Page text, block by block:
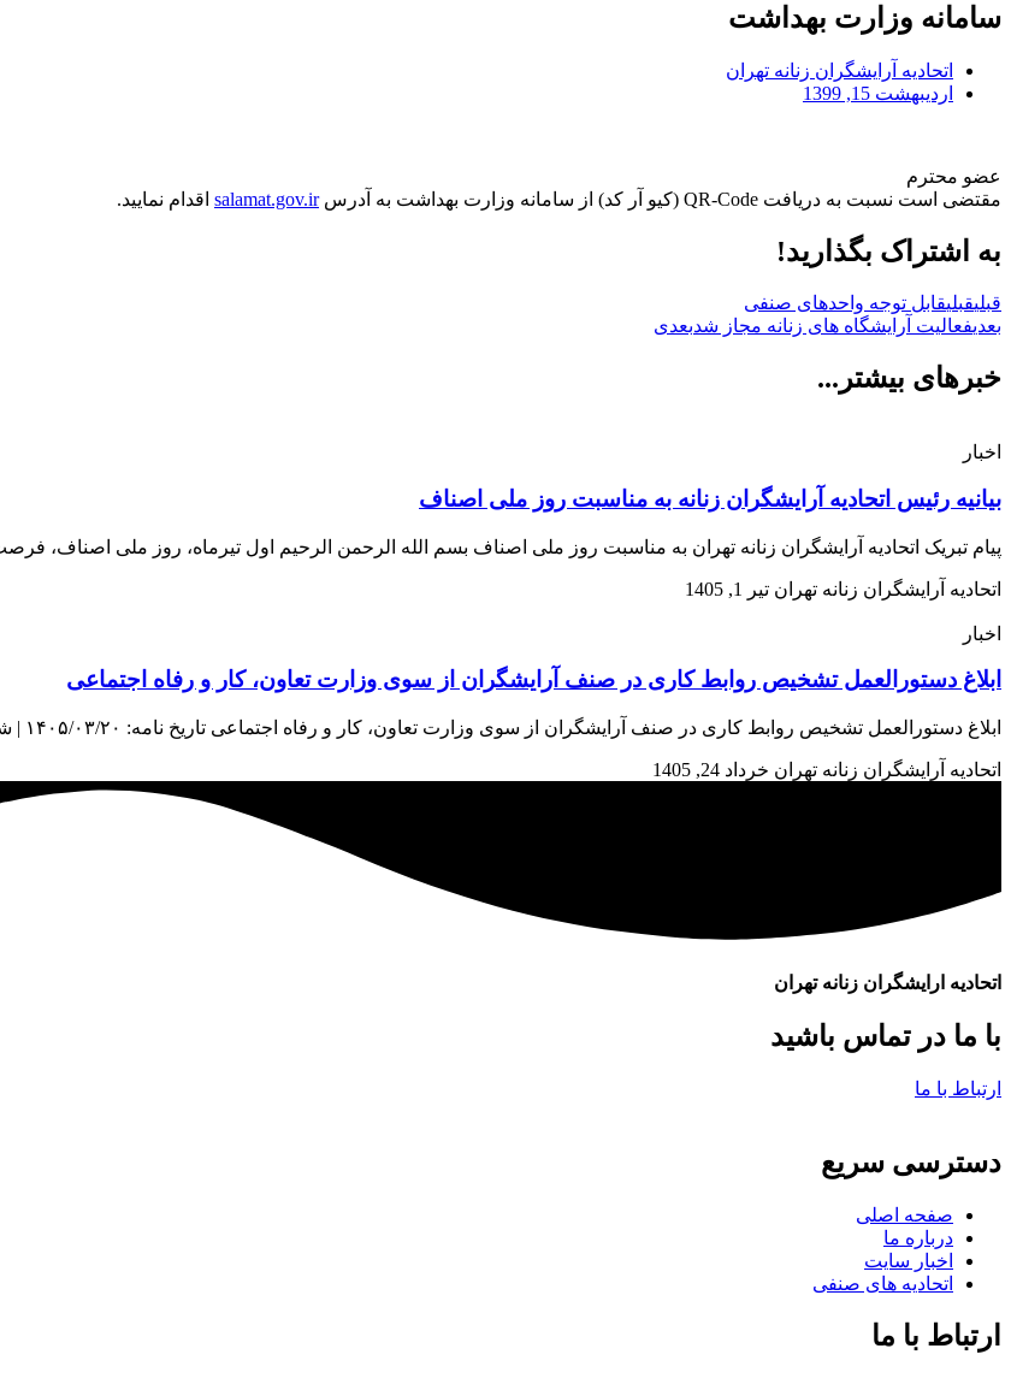
سامانه وزارت بهداشت
اتحادیه آرایشگران زنانه تهران
اردیبهشت 15, 1399
عضو محترم
مقتضی است نسبت به دریافت QR-Code (کیو آر کد) از سامانه وزارت بهداشت به آدرس
salamat.gov.ir اقدام نمایید.
به اشتراک بگذارید!
قبلیقبلیقابل توجه واحدهای صنفی
بعدیفعالیت آرایشگاه های زنانه مجاز شدبعدی
خبرهای بیشتر...
اخبار
بیانیه رئیس اتحادیه آرایشگران زنانه به مناسبت روز ملی اصناف
پیام تبریک اتحادیه آرایشگران زنانه تهران به مناسبت روز ملی اصناف بسم الله الرحمن الرحیم اول تیرماه، روز ملی اصناف،
اتحادیه آرایشگران زنانه تهران تیر 1, 1405
اخبار
ابلاغ دستورالعمل تشخیص روابط کاری در صنف آرایشگران از سوی وزارت تعاون، کار و رفاه اجتماعی
ابلاغ دستورالعمل تشخیص روابط کاری در صنف آرایشگران از سوی وزارت تعاون، کار و رفاه اجتماعی تاریخ نامه: ۱۴۰۵/۰۳/۲۰ | شماره: ۳۸۹۶۲ | منبع: معاونت
اتحادیه آرایشگران زنانه تهران خرداد 24, 1405
اتحادیه ارایشگران زنانه تهران
با ما در تماس باشید
ارتباط با ما
دسترسی سریع
صفحه اصلی
درباره ما
اخبار سایت
اتحادیه های صنفی
ارتباط با ما